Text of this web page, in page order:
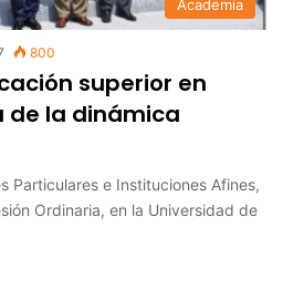
Academia
800
superior en
de la dinámica
Particulares e Instituciones Afines,
Ordinaria, en la Universidad de